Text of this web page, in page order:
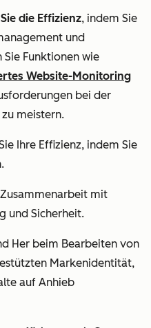
die Effizienz, indem Sie
und
Funktionen wie
Website-Monitoring
bei der
meistern.
Ihre Effizienz, indem Sie
mit
und Sicherheit.
Her beim Bearbeiten von
Markenidentität,
auf Anhieb